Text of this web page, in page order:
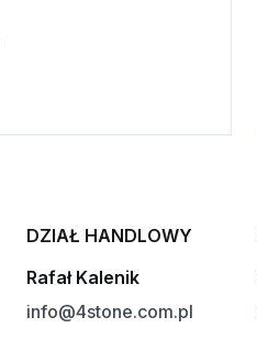
DZIAŁ HANDLOWY
Rafał Kalenik
info@4stone.com.pl